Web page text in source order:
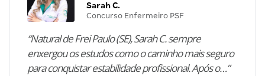
Sarah C.
Concurso Enfermeiro PSF
“Natural de Frei Paulo (SE), Sarah C. sempre
enxergou os estudos como o caminho mais seguro
para conquistar estabilidade profissional. Após o…”